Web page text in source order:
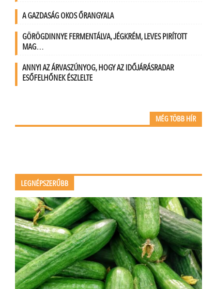
A GAZDASÁG OKOS ŐRANGYALA
GÖRÖGDINNYE FERMENTÁLVA, JÉGKRÉM, LEVES PIRÍTOTT
MAG…
ANNYI AZ ÁRVASZÚNYOG, HOGY AZ IDŐJÁRÁSRADAR
ESŐFELHŐNEK ÉSZLELTE
MÉG TÖBB HÍR
LEGNÉPSZERŰBB